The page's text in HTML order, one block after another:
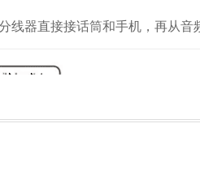
线器直接接话筒和手机，再从音